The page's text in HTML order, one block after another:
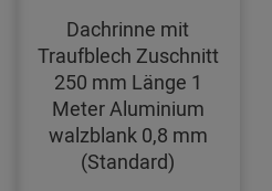
Dachrinne mit
Traufblech Zuschnitt
250 mm Länge 1
Meter Aluminium
walzblank 0,8 mm
(Standard)